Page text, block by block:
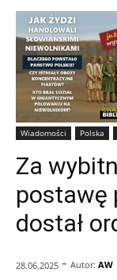
Wiadomości Polska
Za
postawę
dostał
28.06.2025 - Autor: AW